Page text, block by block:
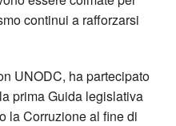
continui a rafforzarsi
UNODC, ha partecipato
prima Guida legislativa
la Corruzione al fine di